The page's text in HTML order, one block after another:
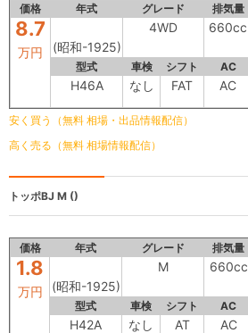
価格 年式 グレード 排気量
8.7
万円 (昭和-1925)
4WD 660cc
型式 車検 シフト AC
H46A なし FAT AC
安く買う（無料 相場・出品情報配信）
高く売る（無料 相場情報配信）
トッポBJ M ()
価格 年式 グレード 排気量
1.8
万円 (昭和-1925)
M 660cc
型式 車検 シフト AC
H42A なし AT AC